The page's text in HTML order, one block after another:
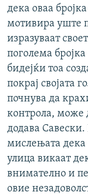
дека оваа
мотивира уште
изразуваат
поголема
бидејќи тоа
покрај својата
почнува да
контрола, може
додава Савески.
мислењата дека
улица викаат
внимателно и
овие